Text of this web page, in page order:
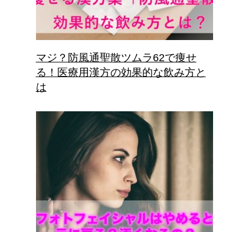
マジ？防風通聖散ツムラ62で痩せ
る！医療用漢方の効果的な飲み方と
は